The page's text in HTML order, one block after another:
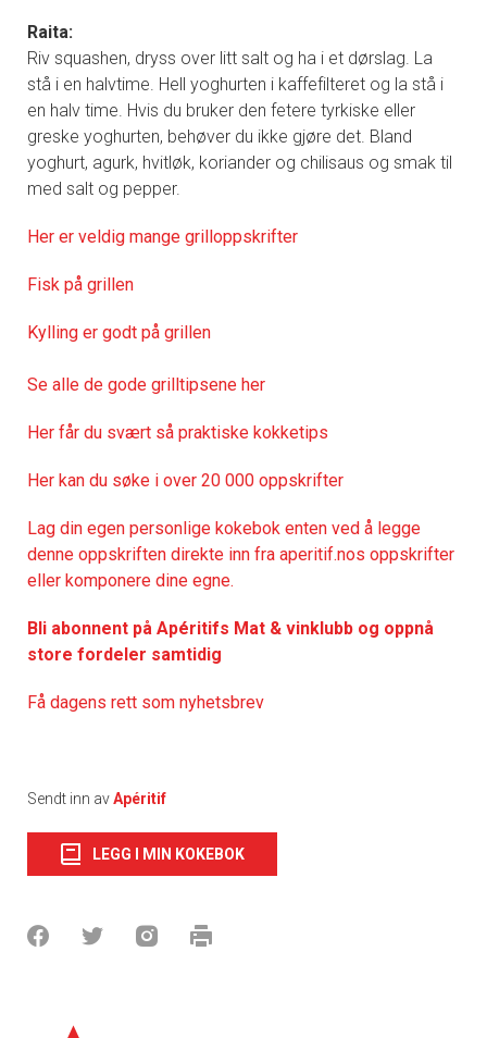
Raita:
Riv squashen, dryss over litt salt og ha i et dørslag. La
stå i en halvtime. Hell yoghurten i kaffefilteret og la stå i
en halv time. Hvis du bruker den fetere tyrkiske eller
greske yoghurten, behøver du ikke gjøre det. Bland
yoghurt, agurk, hvitløk, koriander og chilisaus og smak til
med salt og pepper.
Her er veldig mange grilloppskrifter
Fisk på grillen
Kylling er godt på grillen
Se alle de gode grilltipsene her
Her får du svært så praktiske kokketips
Her kan du søke i over 20 000 oppskrifter
Lag din egen personlige kokebok enten ved å legge
denne oppskriften direkte inn fra aperitif.nos oppskrifter
eller komponere dine egne.
Bli abonnent på Apéritifs Mat & vinklubb og oppnå
store fordeler samtidig
Få dagens rett som nyhetsbrev
Sendt inn avApéritif
LEGG I MIN KOKEBOK